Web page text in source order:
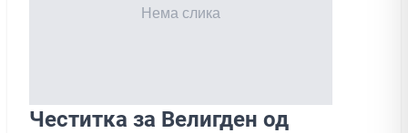
Честитка за Велигден од